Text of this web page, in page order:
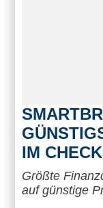
IM
Größte
auf günstige